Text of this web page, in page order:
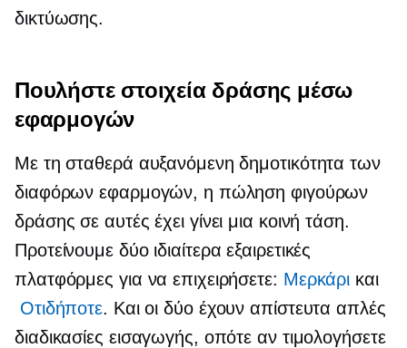
δικτύωσης.
Πουλήστε στοιχεία δράσης μέσω
εφαρμογών
Με τη σταθερά αυξανόμενη δημοτικότητα των
διαφόρων εφαρμογών, η πώληση φιγούρων
δράσης σε αυτές έχει γίνει μια κοινή τάση.
Προτείνουμε δύο ιδιαίτερα εξαιρετικές
πλατφόρμες για να επιχειρήσετε: Μερκάρι και
Οτιδήποτε. Και οι δύο έχουν απίστευτα απλές
διαδικασίες εισαγωγής, οπότε αν τιμολογήσετε